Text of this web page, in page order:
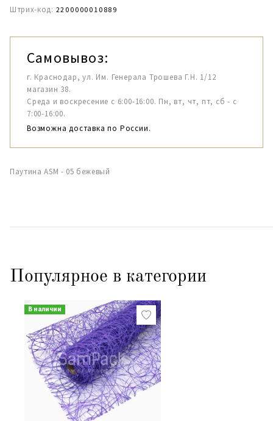
Штрих-код: 2200000010889
Самовывоз:
г. Краснодар, ул. Им. Генерала Трошева Г.Н. 1/12
магазин 38.
Среда и воскресение с 6:00-16:00. Пн, вт, чт, пт, сб - с
7:00-16:00.
Возможна доставка по России.
Паутина ASM - 05 бежевый
Популярное в категории
В наличии